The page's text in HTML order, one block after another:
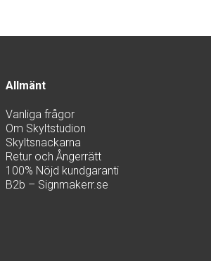
Allmänt
Vanliga frågor
Om Skyltstudion
Skyltsnackarna
Retur och Ångerrätt
100% Nöjd kundgaranti
B2b – Signmakerr.se